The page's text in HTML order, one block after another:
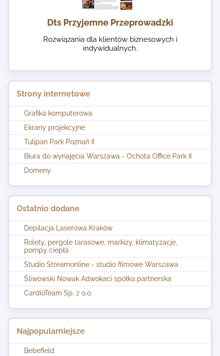
Strony internetowe
Grafika komputerowa
Ekrany projekcyjne
Tulipan Park Poznań II
Biura do wynajęcia Warszawa - Ochota Office Park II
Domeny
Ostatnio dodane
Depilacja Laserowa Kraków
Rolety, pergole tarasowe, markizy, klimatyzacje,
pompy ciepła
Studio Streamonline - studio filmowe Warszawa
Śliwowski Nowak Adwokaci spółka partnerska
CardioTeam Sp. z o.o.
Najpopularniejsze
Bebefield
Dts Przyjemne Przeprowadzki
Rozwiązania dla klientów biznesowych i
indywidualnych.